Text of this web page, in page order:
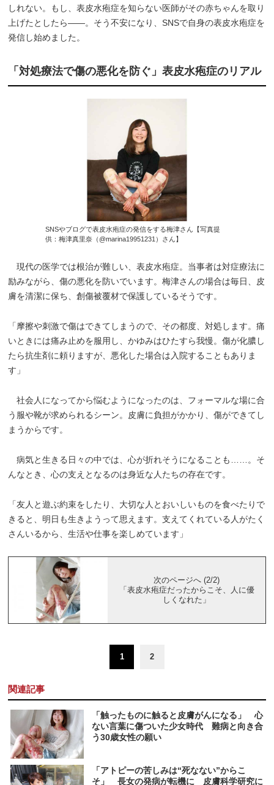
しれない。もし、表皮水疱症を知らない医師がその赤ちゃんを取り
上げたとしたら――。そう不安になり、SNSで自身の表皮水疱症を
発信し始めました。
「対処療法で傷の悪化を防ぐ」表皮水疱症のリアル
SNSやブログで表皮水疱症の発信をする梅津さん【写真提
供：梅津真里奈（@marina19951231）さん】
現代の医学では根治が難しい、表皮水疱症。当事者は対症療法に
励みながら、傷の悪化を防いでいます。梅津さんの場合は毎日、皮
膚を清潔に保ち、創傷被覆材で保護しているそうです。
「摩擦や刺激で傷はできてしまうので、その都度、対処します。痛
いときには痛み止めを服用し、かゆみはひたすら我慢。傷が化膿し
たら抗生剤に頼りますが、悪化した場合は入院することもありま
す」
社会人になってから悩むようになったのは、フォーマルな場に合
う服や靴が求められるシーン。皮膚に負担がかかり、傷ができてし
まうからです。
病気と生きる日々の中では、心が折れそうになることも……。そ
んなとき、心の支えとなるのは身近な人たちの存在です。
「友人と遊ぶ約束をしたり、大切な人とおいしいものを食べたりで
きると、明日も生きようって思えます。支えてくれている人がたく
さんいるから、生活や仕事を楽しめています」
次のページへ (2/2)
「表皮水疱症だったからこそ、人に優
しくなれた」
1 2
関連記事
「触ったものに触ると皮膚がんになる」 心
ない言葉に傷ついた少女時代 難病と向き合
う30歳女性の願い
「アトピーの苦しみは“死なない”からこ
そ」 長女の発病が転機に 皮膚科学研究に